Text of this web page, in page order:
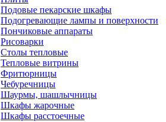
Подовые пекарские шкафы
Подогревающие лампы и поверхности
Пончиковые аппараты
Рисоварки
Столы тепловые
Тепловые витрины
Фритюрницы
Чебуречницы
Шаурмы, шашлычницы
Шкафы жарочные
Шкафы расстоечные